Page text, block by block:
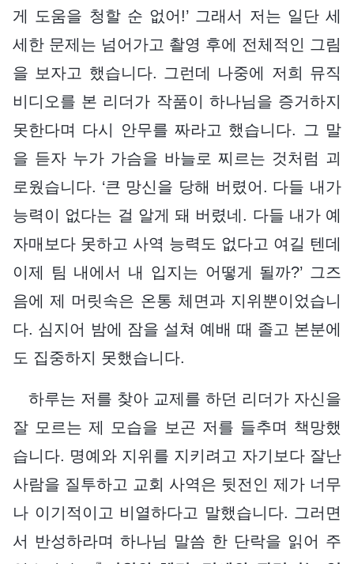
게 도움을 청할 순 없어!’ 그래서 저는 일단 세
세한 문제는 넘어가고 촬영 후에 전체적인 그림
을 보자고 했습니다. 그런데 나중에 저희 뮤직
비디오를 본 리더가 작품이 하나님을 증거하지
못한다며 다시 안무를 짜라고 했습니다. 그 말
을 듣자 누가 가슴을 바늘로 찌르는 것처럼 괴
로웠습니다. ‘큰 망신을 당해 버렸어. 다들 내가
능력이 없다는 걸 알게 돼 버렸네. 다들 내가 예
자매보다 못하고 사역 능력도 없다고 여길 텐데
이제 팀 내에서 내 입지는 어떻게 될까?’ 그즈
음에 제 머릿속은 온통 체면과 지위뿐이었습니
다. 심지어 밤에 잠을 설쳐 예배 때 졸고 본분에
도 집중하지 못했습니다.
하루는 저를 찾아 교제를 하던 리더가 자신을
잘 모르는 제 모습을 보곤 저를 들추며 책망했
습니다. 명예와 지위를 지키려고 자기보다 잘난
사람을 질투하고 교회 사역은 뒷전인 제가 너무
나 이기적이고 비열하다고 말했습니다. 그러면
서 반성하라며 하나님 말씀 한 단락을 읽어 주